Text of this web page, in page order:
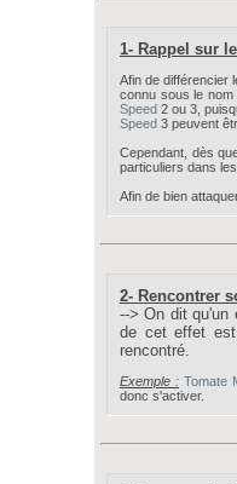
1- Rappel sur
Afin de différencier
connu sous le
Speed 2 ou 3,
Speed 3 peuvent
Cependant, dès
particuliers dans
Afin de bien
2- Rencontrer
--> On dit qu'un
de cet effet
rencontré.
Exemple : Tomate
donc s'activer.